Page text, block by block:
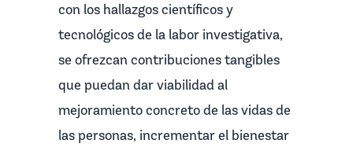
con los hallazgos científicos y
tecnológicos de la labor investigativa,
se ofrezcan contribuciones tangibles
que puedan dar viabilidad al
mejoramiento concreto de las vidas de
las personas, incrementar el bienestar